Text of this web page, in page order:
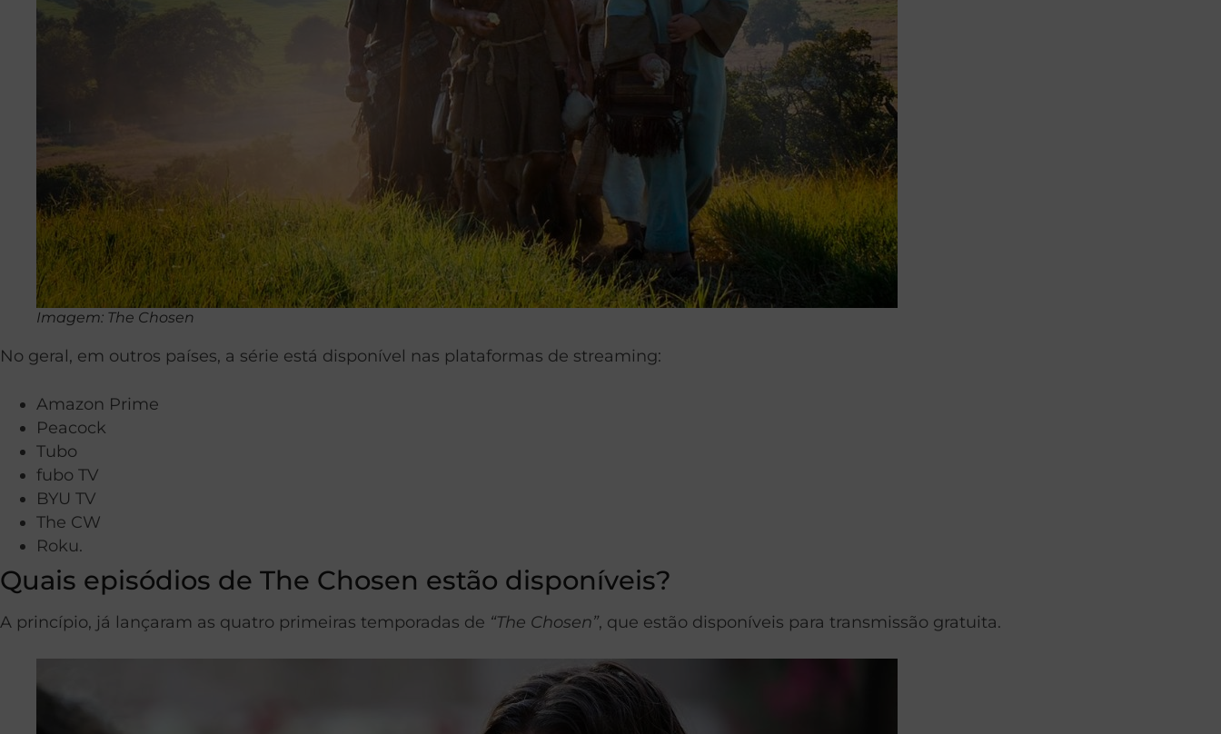
Imagem: The Chosen
No geral, em outros países, a série está disponível nas plataformas de streaming:
Amazon Prime
Peacock
Tubo
fubo TV
BYU TV
The CW
Roku.
Quais episódios de The Chosen estão disponíveis?
A princípio, já lançaram as quatro primeiras temporadas de “The Chosen”, que estão disponíveis para transmissão gratuita.